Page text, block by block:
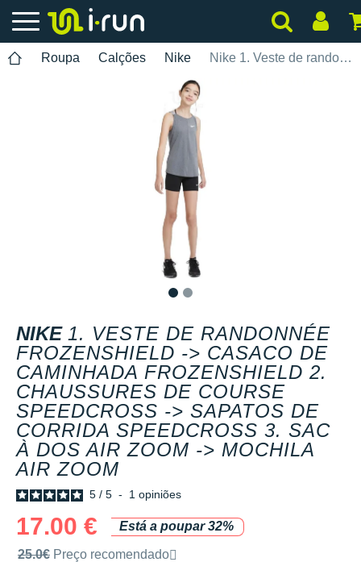
Roupa Calções Nike Nike 1. Veste de randonnée Frozenshield -> Casaco de caminhada Frozenshield 2. Chaussures de course Speedcross -> Sapatos de corrida Speedcross 3. Sac à dos Air Zoom -> Mochila Air Zoom
NIKE 1. VESTE DE RANDONNÉE
FROZENSHIELD -> CASACO DE
CAMINHADA FROZENSHIELD 2.
CHAUSSURES DE COURSE
SPEEDCROSS -> SAPATOS DE
CORRIDA SPEEDCROSS 3. SAC
À DOS AIR ZOOM -> MOCHILA
AIR ZOOM
5 / 5 - 1 opiniões
17.00 €
Está a poupar 32%
Preço de venda recomendado pela marca
25.0€ Preço recomendado